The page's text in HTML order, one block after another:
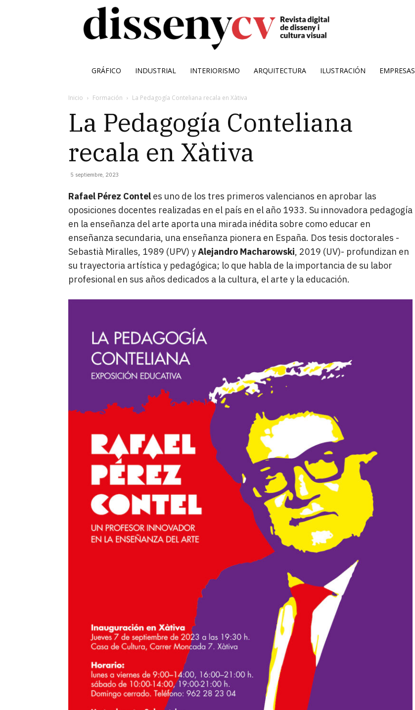
GRÁFICO INDUSTRIAL INTERIORISMO ARQUITECTURA ILUSTRACIÓN EMPRESAS
Inicio Formación La Pedagogía Conteliana recala en Xàtiva
La Pedagogía Conteliana
recala en Xàtiva
5 septiembre, 2023
Rafael Pérez Contel es uno de los tres primeros valencianos en aprobar las
oposiciones docentes realizadas en el país en el año 1933. Su innovadora pedagogía
en la enseñanza del arte aporta una mirada inédita sobre como educar en
enseñanza secundaria, una enseñanza pionera en España. Dos tesis doctorales -
Sebastià Miralles, 1989 (UPV) yAlejandro Macharowski, 2019 (UV)- profundizan en
su trayectoria artística y pedagógica; lo que habla de la importancia de su labor
profesional en sus años dedicados a la cultura, el arte y la educación.